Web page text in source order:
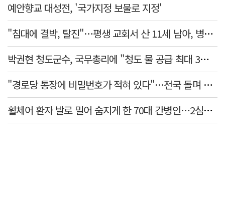
예안향교 대성전, '국가지정 보물로 지정'
"침대에 결박, 탈진"…평생 교회서 산 11세 남아, 병원 이송 끝 숨져
박권현 청도군수, 국무총리에 "청도 물 공급 최대 3만t 늘려달라"
"경로당 통장에 비밀번호가 적혀 있다"…전국 돌며 경로당 13곳 턴 30대 구속
휠체어 환자 발로 밀어 숨지게 한 70대 간병인…2심도 집행유예